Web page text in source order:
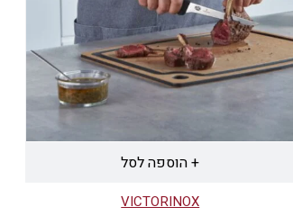
+ הוספה לסל
VICTORINOX